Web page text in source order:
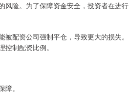
风险。为了保障资金安全，投资者在进行
配资公司强制平仓，导致更大的损失。
制配资比例。
。